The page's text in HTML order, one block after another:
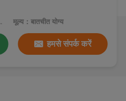
मीटर मूल्य：बातचीत योग्य
हमसे संपर्क करें